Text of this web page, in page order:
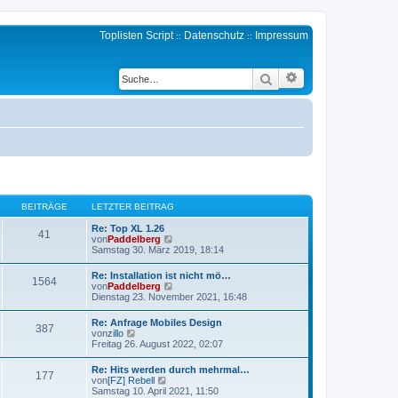
Toplisten Script:: Datenschutz :: Impressum
Suche
BEITRÄGE LETZTER BEITRAG
41
Re: Top XL 1.26
vonPaddelberg
e
s
e
r
B
i
t
r
a
g
Samstag 30. März 2019, 18:14
1564
Re: Installation ist nicht mö…
vonPaddelberg
e
e
s
t
e
r
B
i
Dienstag 23. November 2021, 16:48
387
Re: Anfrage Mobiles Design
vonzillo
e
s
t
e
Freitag 26. August 2022, 02:07
177
Re: Hits werden durch mehrmal…
von[FZ] Rebell
e
Samstag 10. April 2021, 11:50